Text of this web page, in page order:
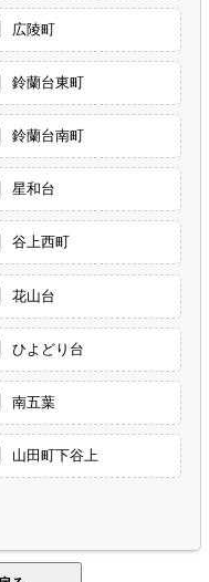
広陵町
鈴蘭台東町
鈴蘭台南町
星和台
谷上西町
花山台
ひよどり台
南五葉
山田町下谷上